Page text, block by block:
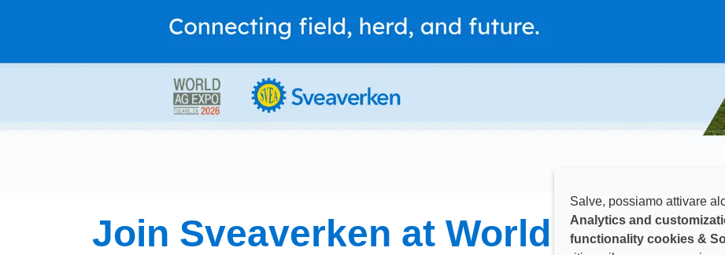
Join Sveaverken at World Ag Expo
Salve, possiamo attivare
Analytics and
functionality cookies &